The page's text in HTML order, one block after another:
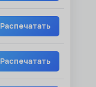
Распечатать
Распечатать